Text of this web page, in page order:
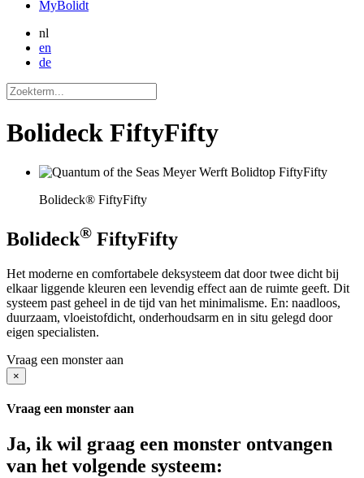
MyBolidt
nl
en
de
Bolideck FiftyFifty
Bolideck® FiftyFifty
Bolideck® FiftyFifty
Het moderne en comfortabele deksysteem dat door twee dicht bij
elkaar liggende kleuren een levendig effect aan de ruimte geeft. Dit
systeem past geheel in de tijd van het minimalisme. En: naadloos,
duurzaam, vloeistofdicht, onderhoudsarm en in situ gelegd door
eigen specialisten.
Vraag een monster aan
×
Vraag een monster aan
Ja, ik wil graag een monster ontvangen
van het volgende systeem: